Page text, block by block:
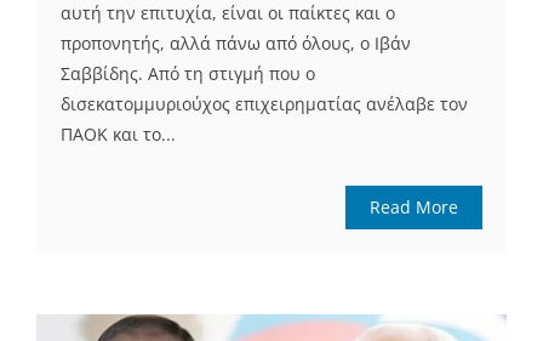
αυτή την επιτυχία, είναι οι παίκτες και ο
προπονητής, αλλά πάνω από όλους, ο Ιβάν
Σαββίδης. Από τη στιγμή που ο
δισεκατομμυριούχος επιχειρηματίας ανέλαβε τον
ΠΑΟΚ και το...
Read More